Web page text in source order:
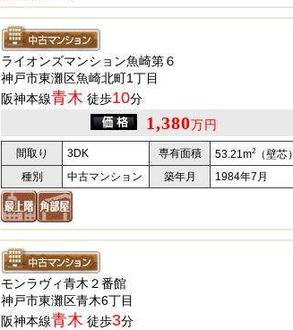
ライオンズマンション魚崎第６
神戸市東灘区魚崎北町1丁目
阪神本線青木 徒歩10分
1,380万円
間取り 3DK 専有面積 53.21m2
（壁芯）
種別
中古マンション 築年月 1984年7月
モンラヴィ青木２番館
神戸市東灘区青木6丁目
阪神本線青木 徒歩3分